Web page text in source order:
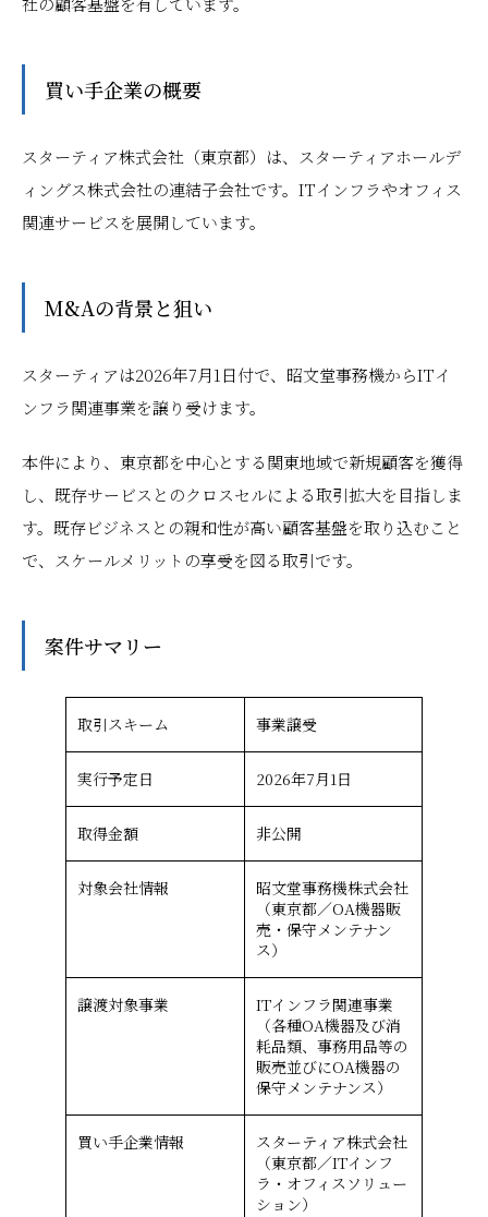
買い手企業の概要
スターティア株式会社（東京都）は、スターティアホールデ
ィングス株式会社の連結子会社です。ITインフラやオフィス
関連サービスを展開しています。
M&Aの背景と狙い
スターティアは2026年7月1日付で、昭文堂事務機からITイ
ンフラ関連事業を譲り受けます。
本件により、東京都を中心とする関東地域で新規顧客を獲得
し、既存サービスとのクロスセルによる取引拡大を目指しま
す。既存ビジネスとの親和性が高い顧客基盤を取り込むこと
で、スケールメリットの享受を図る取引です。
案件サマリー
取引スキーム 事業譲受
実行予定日 2026年7月1日
取得金額 非公開
対象会社情報
昭文堂事務機株式会社
（東京都／OA機器販
売・保守メンテナン
ス）
譲渡対象事業
ITインフラ関連事業
（各種OA機器及び消
耗品類、事務用品等の
販売並びにOA機器の
保守メンテナンス）
買い手企業情報
スターティア株式会社
（東京都／ITインフ
ラ・オフィスソリュー
ション）